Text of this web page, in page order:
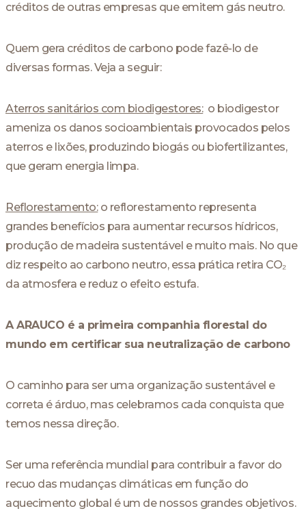
créditos de outras empresas que emitem gás neutro.
Quem gera créditos de carbono pode fazê-lo de
diversas formas. Veja a seguir:
Aterros sanitários com biodigestores:o biodigestor
ameniza os danos socioambientais provocados pelos
aterros e lixões, produzindo biogás ou biofertilizantes,
que geram energia limpa.
Reflorestamento:o reflorestamento representa
grandes benefícios para aumentar recursos hídricos,
produção de madeira sustentável e muito mais. No que
diz respeito ao carbono neutro, essa prática retira CO₂
da atmosfera e reduz o efeito estufa.
A ARAUCO é a primeira companhia florestal do
mundo em certificar sua neutralização de carbono
O caminho para ser uma organização sustentável e
correta é árduo, mas celebramos cada conquista que
temos nessa direção.
Ser uma referência mundial para contribuir a favor do
recuo das mudanças climáticas em função do
aquecimento global é um de nossos grandes objetivos.